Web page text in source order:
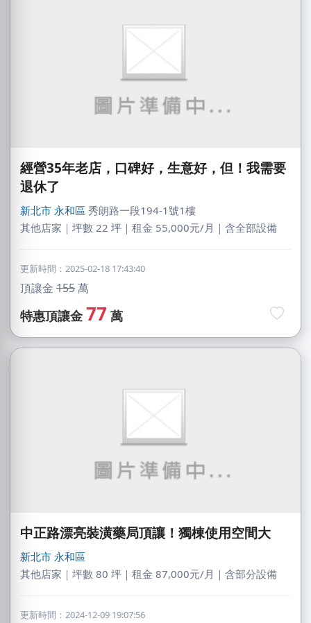
經營35年老店，口碑好，生意好，但！我需要
退休了
新北市 永和區 秀朗路一段194-1號1樓
其他店家｜坪數 22 坪｜租金 55,000元/月｜含全部設備
更新時間：2025-02-18 17:43:40
頂讓金 155萬
特惠頂讓金 77 萬
中正路漂亮裝潢藥局頂讓！獨棟使用空間大
新北市 永和區
其他店家｜坪數 80 坪｜租金 87,000元/月｜含部分設備
更新時間：2024-12-09 19:07:56